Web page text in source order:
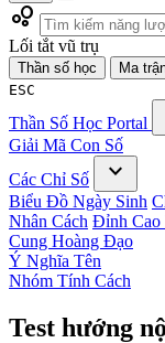
bubble_chart
Lối tắt vũ trụ
Thần số học Ma
ESC
Thần Số Học Portal
Giải Mã Con Số
Các Chỉ Số
expand_more
Biểu Đồ Ngày Sinh
Nhân Cách Đỉnh Cao
Cung Hoàng Đạo
Ý Nghĩa Tên
Nhóm Tính Cách
Test hướng